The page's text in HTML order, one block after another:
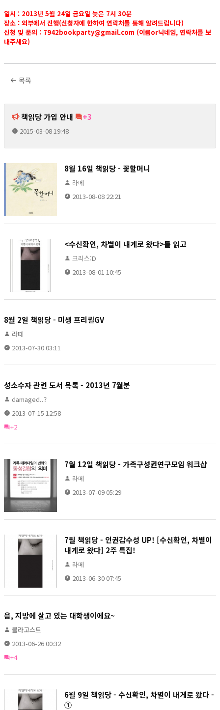
일시 : 2013년 5월 24일 금요일 늦은 7시 30분
장소 : 외부에서 진행(신청자에 한하여 연락처를 통해 알려드립니다)
신청 및 문의 : 7942bookparty@gmail.com (이름or닉네임, 연락처를 보
내주세요)
목록
책읽당 가입 안내 +3
2015-03-08 19:48
8월 16일 책읽당 - 꽃할머니
라떼
2013-08-08 22:21
<수신확인, 차별이 내게로 왔다>를 읽고
크리스:D
2013-08-01 10:45
8월 2일 책읽당 - 미생 프리퀄GV
라떼
2013-07-30 03:11
성소수자 관련 도서 목록 - 2013년 7월분
damaged..?
2013-07-15 12:58
+2
7월 12일 책읽당 - 가족구성권연구모임 워크샵
라떼
2013-07-09 05:29
7월 책읽당 - 인권감수성 UP! [수신확인, 차별이
내게로 왔다] 2주 특집!
라떼
2013-06-30 07:45
음, 지방에 살고 있는 대학생이에요~
블라고스트
2013-06-26 00:32
+4
6월 9일 책읽당 - 수신확인, 차별이 내게로 왔다 -
①